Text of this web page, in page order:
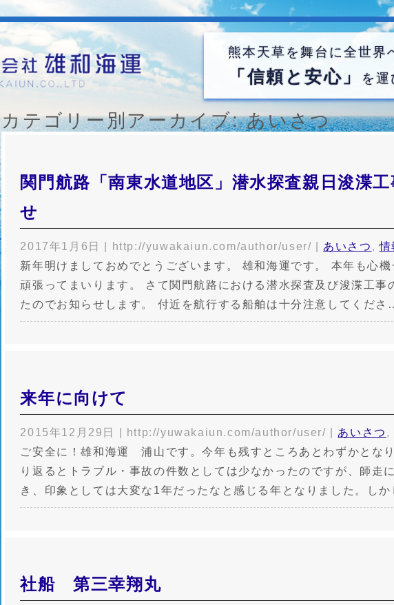
熊本天草を舞台に全世界
「信頼と安心」 を運
カテゴリー別アーカイブ:あいさつ
関門航路「南東水道地区」潜水探査親日浚渫
せ
2017年1月6日 http://yuwakaiun.com/author/user/ あいさつ ,情
新年明けましておめでとうございます。 雄和海運です。 本年も心
頑張ってまいります。 さて関門航路における潜水探査及び浚渫工事
たのでお知らせします。 付近を航行する船舶は十分注意してくださ
来年に向けて
2015年12月29日 http://yuwakaiun.com/author/user/ あいさつ ,
ご安全に！雄和海運 浦山です。今年も残すところあとわずかとな
り返るとトラブル・事故の件数としては少なかったのですが、師走
き、印象としては大変な1年だったなと感じる年となりました。し
社船 第三幸翔丸